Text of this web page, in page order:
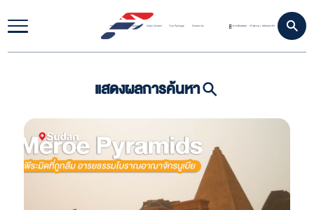
Home Travel Update Video Content Tour Package Contact Us ดาวน์โหลดแอป เข้าสู่ระบบ | สมัครสมาชิก
แสดงผลการค้นหา